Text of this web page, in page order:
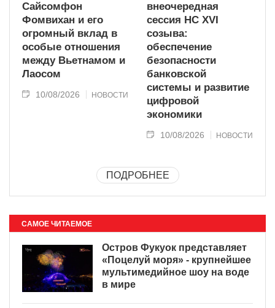
Сайсомфон
Фомвихан и его
огромный вклад в
особые отношения
между Вьетнамом и
Лаосом
10/08/2026 НОВОСТИ
внеочередная
сессия НС XVI
созыва:
обеспечение
безопасности
банковской
системы и развитие
цифровой
экономики
10/08/2026 НОВОСТИ
ПОДРОБНЕЕ
САМОЕ ЧИТАЕМОЕ
Остров Фукуок представляет
«Поцелуй моря» - крупнейшее
мультимедийное шоу на воде
в мире